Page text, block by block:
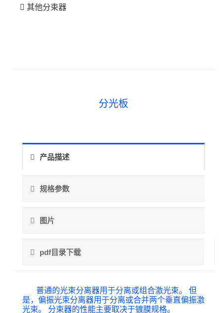
其他分束器
分光板
产品描述
规格参数
图片
pdf目录下载
普通的光束分离器用于分离或组合激光束。 但
是，偏振光束分离器用于分离或合并两个垂直偏振激
光束。 分束器的性能主要取决于镀膜规格。